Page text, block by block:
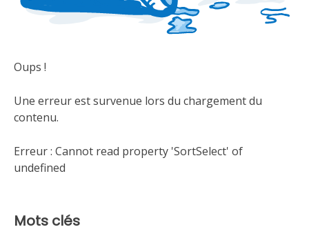
Oups !
Une erreur est survenue lors du chargement du
contenu.
Erreur : Cannot read property 'SortSelect' of
undefined
Mots clés